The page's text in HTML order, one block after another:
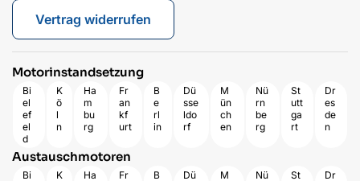
Vertrag widerrufen
Motorinstandsetzung
Bi
el
ef
el
d
K
ö
l
n
Ha
m
bu
rg
Fr
an
kf
urt
B
e
rl
in
Dü
sse
ldo
rf
M
ün
ch
en
Nü
rn
be
rg
St
utt
ga
rt
Dr
es
de
n
Austauschmotoren
Bi
K
Ha
Fr
B
Dü
M
Nü
St
Dr